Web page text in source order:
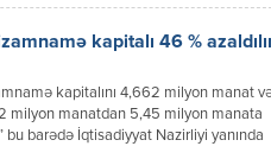
Parkının ərazisindəki “SOCAR
kapitalı 46 %
kapitalını 4,662 milyon manat
milyon manatdan 5,45 milyon manata
bu barədə İqtisadiyyat Nazirliyi yanında